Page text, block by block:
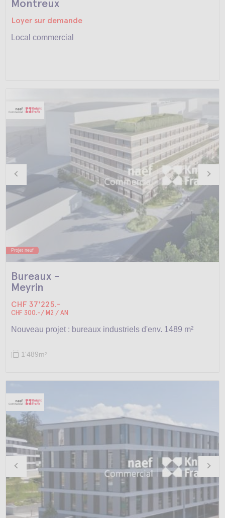
Montreux
Loyer sur demande
Local commercial
Projet neuf
Bureaux -
Meyrin
CHF 37'225.-
CHF 300.-/ M2 / AN
Nouveau projet : bureaux industriels d'env. 1489 m²
1'489m2